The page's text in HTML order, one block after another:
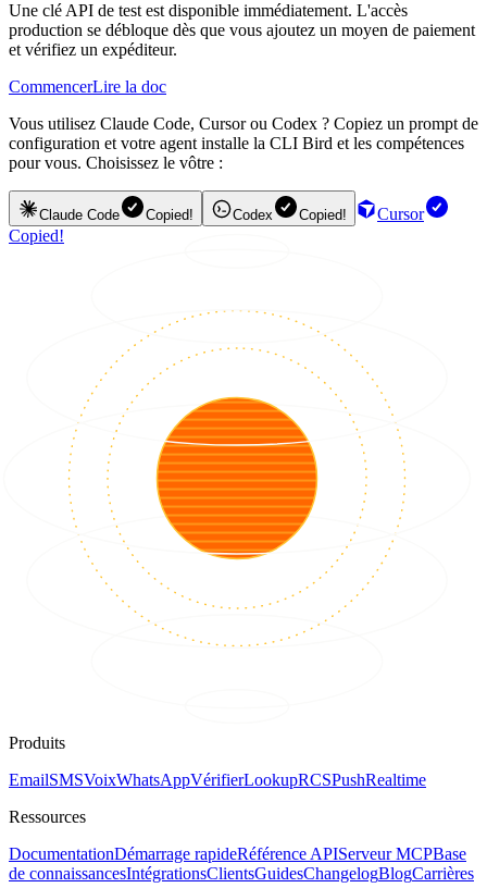
Une clé API de test est disponible immédiatement. L'accès
production se débloque dès que vous ajoutez un moyen de paiement
et vérifiez un expéditeur.
CommencerLire la doc
Vous utilisez Claude Code, Cursor ou Codex ? Copiez un prompt de
configuration et votre agent installe la CLI Bird et les compétences
pour vous. Choisissez le vôtre :
Claude Code Copied! Codex Copied!
Cursor
Copied!
Produits
EmailSMSVoixWhatsAppVérifierLookupRCSPushRealtime
Ressources
DocumentationDémarrage rapideRéférence APIServeur MCPBase
de connaissancesIntégrationsClientsGuidesChangelogBlogCarrières